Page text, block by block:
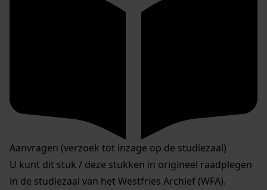
Aanvragen (verzoek tot inzage op de studiezaal)
U kunt dit stuk / deze stukken in origineel raadplegen
in de studiezaal van het Westfries Archief (WFA).